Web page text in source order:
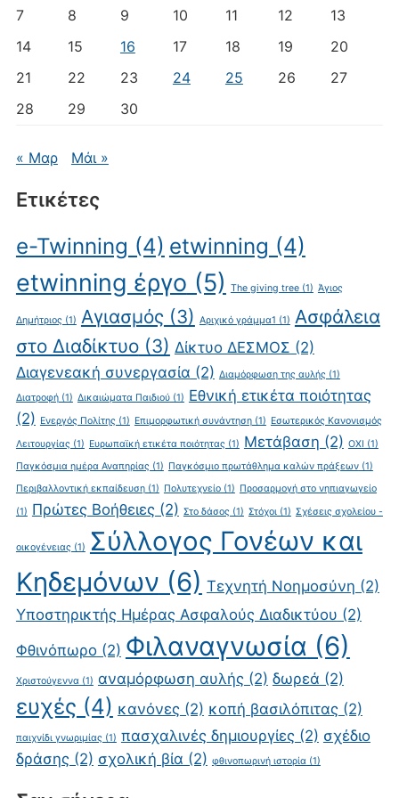
7
8 9 10 11 12
13
14
15 16 17 18 19
20
21
22 23 24 25 26
27
28
29 30
« Μαρ Μάι »
Ετικέτες
e-Twinning (4) etwinning (4)
etwinning έργο (5) The giving tree(1) Άγιος
Δημήτριος (1) Αγιασμός(3) Αριχικό γράμμα1 (1) Ασφάλεια
στο Διαδίκτυο(3) Δίκτυο ΔΕΣΜΟΣ (2)
Διαγενεακή συνεργασία (2) Διαμόρφωση της αυλής (1)
Διατροφή(1) Δικαιώματα Παιδιού(1) Εθνική ετικέτα ποιότητας
(2) Ενεργός Πολίτης (1) Επιμορφωτική συνάντηση(1) Εσωτερικός Κανονισμός
Λειτουργίας (1) Ευρωπαϊκή ετικέτα ποιότητας (1) Μετάβαση (2) ΟΧΙ (1)
Παγκόσμια ημέρα Αναπηρίας (1) Παγκόσμιο πρωτάθλημα καλών πράξεων(1)
Περιβαλλοντική εκπαίδευση(1) Πολυτεχνείο(1) Προσαρμογή στο νηπιαγωγείο
(1) Πρώτες Βοήθειες (2) Στο δάσος (1) Στόχοι (1) Σχέσεις σχολείου -
οικογένειας (1)
Σύλλογος Γονέων και
Κηδεμόνων (6) Τεχνητή Νοημοσύνη (2)
Υποστηρικτής Ημέρας Ασφαλούς Διαδικτύου (2)
Φθινόπωρο(2) Φιλαναγνωσία (6)
Χριστούγεννα (1) αναμόρφωση αυλής (2) δωρεά (2)
ευχές (4) κανόνες (2) κοπή βασιλόπιτας (2)
παιχνίδι γνωριμίας (1) πασχαλινές δημιουργίες (2) σχέδιο
δράσης (2) σχολική βία (2) φθινοπωρινή ιστορία (1)